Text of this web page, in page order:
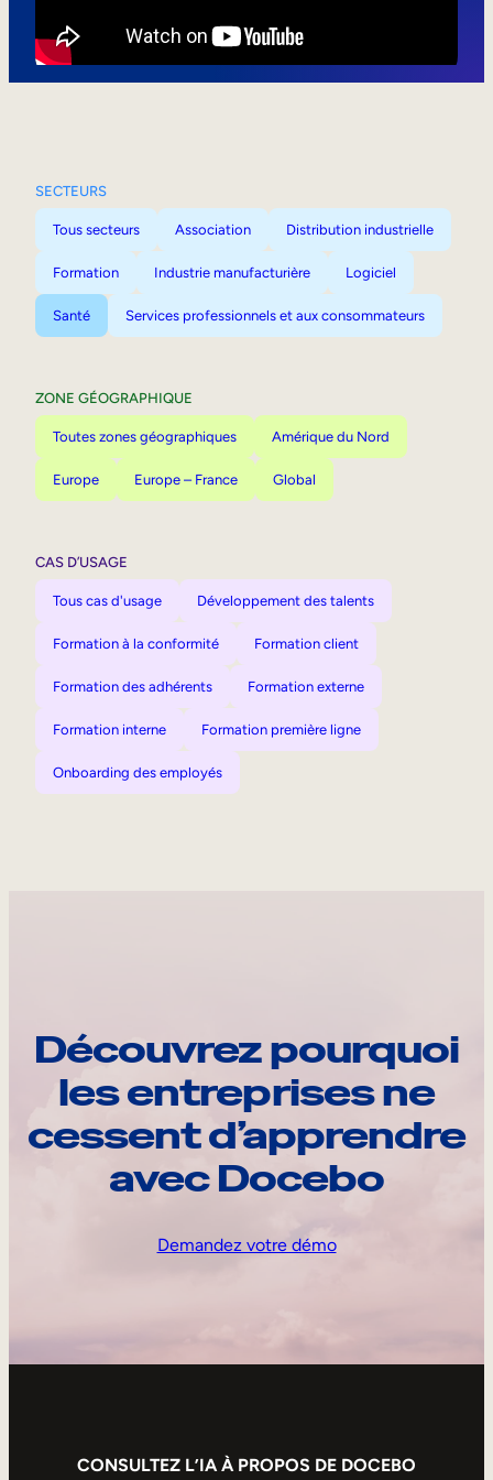
SECTEURS
Tous secteurs Association Distribution industrielle
Formation Industrie manufacturière Logiciel
Santé Services professionnels et aux consommateurs
ZONE GÉOGRAPHIQUE
Toutes zones géographiques Amérique du Nord
Europe Europe – France Global
CAS D’USAGE
Tous cas d'usage Développement des talents
Formation à la conformité Formation client
Formation des adhérents Formation externe
Formation interne Formation première ligne
Onboarding des employés
Découvrez pourquoi
les entreprises ne
cessent d’apprendre
avec Docebo
Demandez votre démo
CONSULTEZ L’IA À PROPOS DE DOCEBO